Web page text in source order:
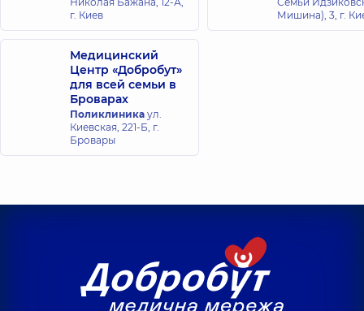
г. Киев
Мишина), 3, г.
Медицинский
Центр «Добробут»
для всей семьи в
Броварах
Поликлиника ул.
Киевская, 221-Б, г.
Бровары